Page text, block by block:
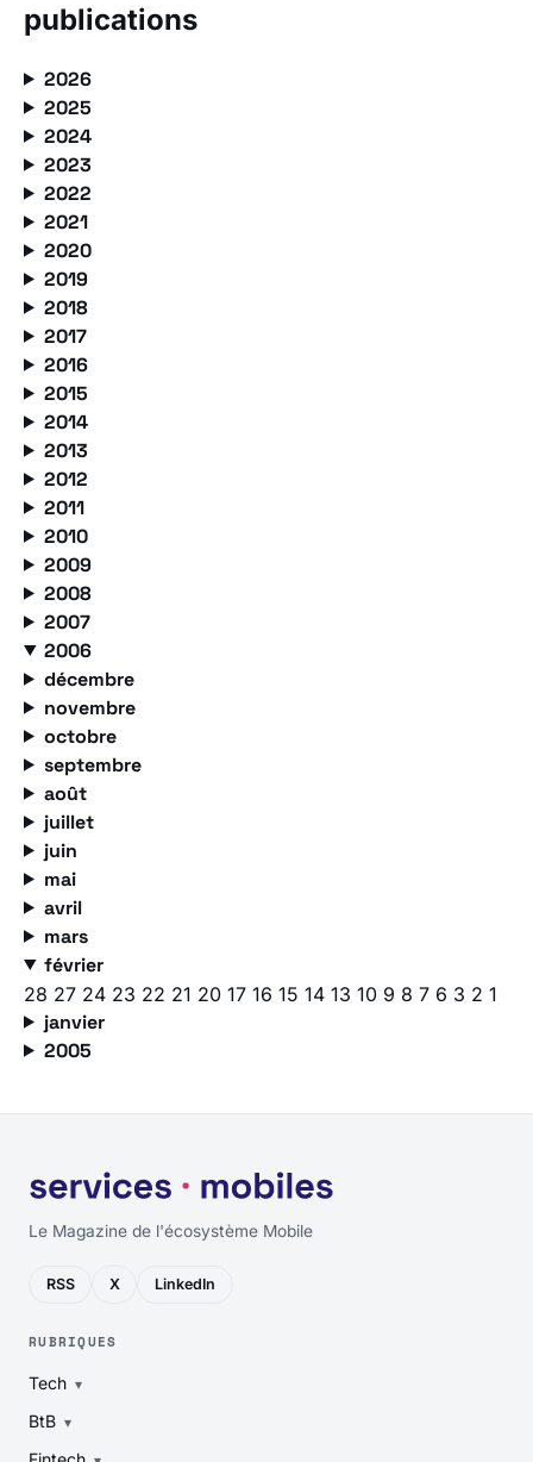
publications
2026
2025
2024
2023
2022
2021
2020
2019
2018
2017
2016
2015
2014
2013
2012
2011
2010
2009
2008
2007
2006
décembre
novembre
octobre
septembre
août
juillet
juin
mai
avril
mars
février
28 27 24 23 22 21 20 17 16 15 14 13 10 9 8 7 6 3 2 1
janvier
2005
Le Magazine de l'écosystème Mobile
RSS X LinkedIn
RUBRIQUES
Tech
BtB